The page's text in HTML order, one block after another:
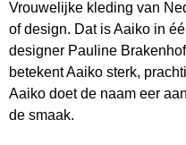
Vrouwelijke kleding van
of design. Dat is Aaiko in
designer Pauline
betekent Aaiko sterk,
Aaiko doet de naam eer
de smaak.